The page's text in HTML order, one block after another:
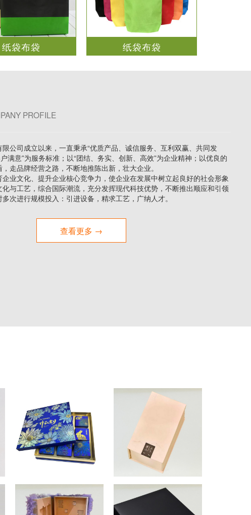
纸袋布袋 纸袋布袋
PROFILE
司成立以来，一直秉承“优质产品、诚信服务、互利双赢、共同发
满意”为服务标准；以“团结、务实、创新、高效”为企业精神；以优良的
走品牌经营之路，不断地推陈出新，壮大企业。
文化、提升企业核心竞争力，使企业在发展中树立起良好的社会形象
与工艺，综合国际潮流，充分发挥现代科技优势，不断推出顺应和引领
次进行规模投入：引进设备，精求工艺，广纳人才。
查看更多 →